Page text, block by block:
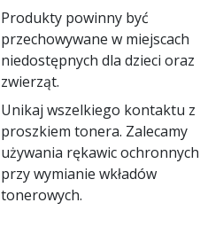
Produkty powinny być
przechowywane w miejscach
niedostępnych dla dzieci oraz
zwierząt.
Unikaj wszelkiego kontaktu z
proszkiem tonera. Zalecamy
używania rękawic ochronnych
przy wymianie wkładów
tonerowych.